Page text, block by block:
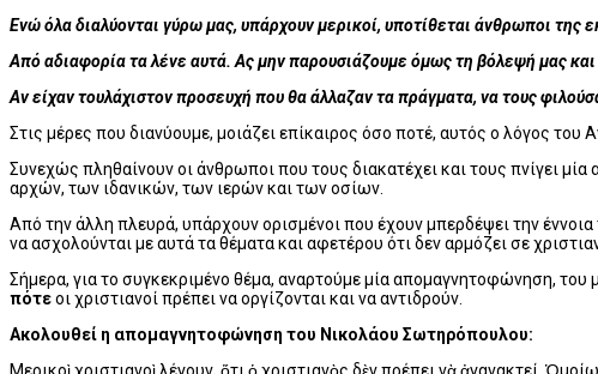
Ενώ όλα διαλύονται γύρω μας, υπάρχουν μερικοί, υποτίθεται άνθρωποι της
Από αδιαφορία τα λένε αυτά. Ας μην παρουσιάζουμε όμως τη βόλεψή μας
Αν είχαν τουλάχιστον προσευχή που θα άλλαζαν τα πράγματα, να τους
Στις μέρες που διανύουμε, μοιάζει επίκαιρος όσο ποτέ, αυτός ο λόγος
Συνεχώς πληθαίνουν οι άνθρωποι που τους διακατέχει και τους πνίγει
αρχών, των ιδανικών, των ιερών και των οσίων.
Από την άλλη πλευρά, υπάρχουν ορισμένοι που έχουν μπερδέψει την έννοια
να ασχολούνται με αυτά τα θέματα και αφετέρου ότι δεν αρμόζει σε
Σήμερα, για το συγκεκριμένο θέμα, αναρτούμε μία απομαγνητοφώνηση,
πότεοι χριστιανοί πρέπει να οργίζονται και να αντιδρούν.
Ακολουθεί η απομαγνητοφώνηση του Νικολάου Σωτηρόπουλου:
Mερικοὶ χριστιανοὶ λέγουν, ὅτι ὁ χριστιανὸς δὲν πρέπει νὰ ἀγανακτεί.